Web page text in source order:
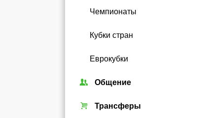
Чемпионаты
Кубки стран
Еврокубки
Общение
Союзы
Трансферы